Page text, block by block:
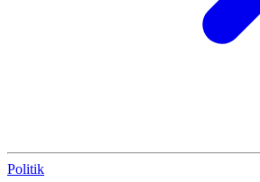
Politik